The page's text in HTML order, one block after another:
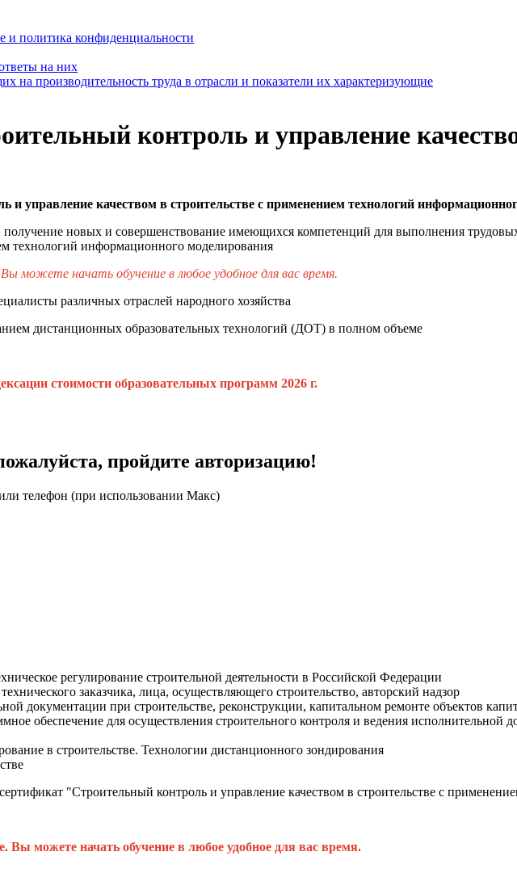
и политика конфиденциальности
на них
на производительность труда в отрасли и показатели их характеризующие
контроль и управление
и управление качеством в строительстве с применением технологий
новых и совершенствование имеющихся компетенций для выполнения
технологий информационного моделирования
можете начать обучение в любое удобное для вас время.
различных отраслей народного хозяйства
дистанционных образовательных технологий (ДОТ) в полном объеме
стоимости образовательных программ 2026 г.
пройдите авторизацию!
телефон (при использовании Макс)
регулирование строительной деятельности в Российской Федерации
заказчика, лица, осуществляющего строительство, авторский надзор
документации при строительстве, реконструкции, капитальном ремонте объектов
обеспечение для осуществления строительного контроля и ведения исполнительной
в строительстве. Технологии дистанционного зондирования
"Строительный контроль и управление качеством в строительстве с
Вы можете начать обучение в любое удобное для вас время.